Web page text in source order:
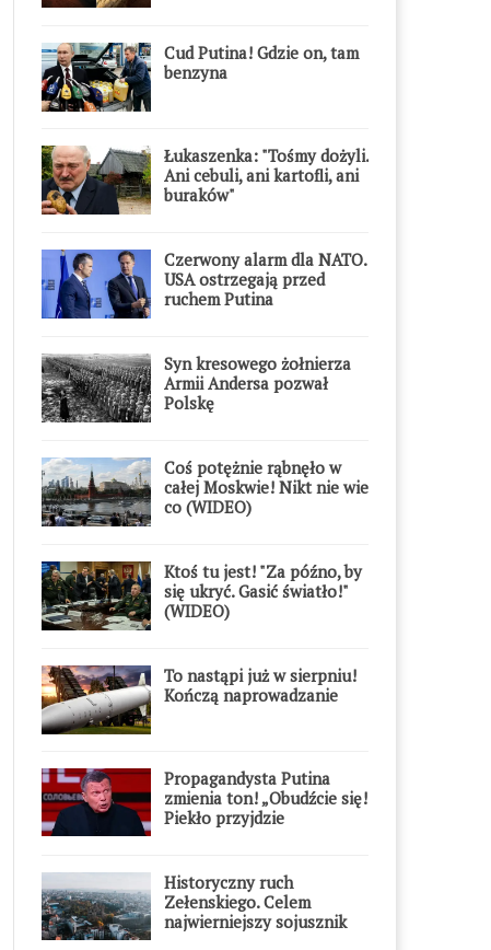
Cud Putina! Gdzie on, tam
benzyna
Łukaszenka: "Tośmy dożyli.
Ani cebuli, ani kartofli, ani
buraków"
Czerwony alarm dla NATO.
USA ostrzegają przed
ruchem Putina
Syn kresowego żołnierza
Armii Andersa pozwał
Polskę
Coś potężnie rąbnęło w
całej Moskwie! Nikt nie wie
co (WIDEO)
Ktoś tu jest! "Za późno, by
się ukryć. Gasić światło!"
(WIDEO)
To nastąpi już w sierpniu!
Kończą naprowadzanie
Propagandysta Putina
zmienia ton! „Obudźcie się!
Piekło przyjdzie
Historyczny ruch
Zełenskiego. Celem
najwierniejszy sojusznik